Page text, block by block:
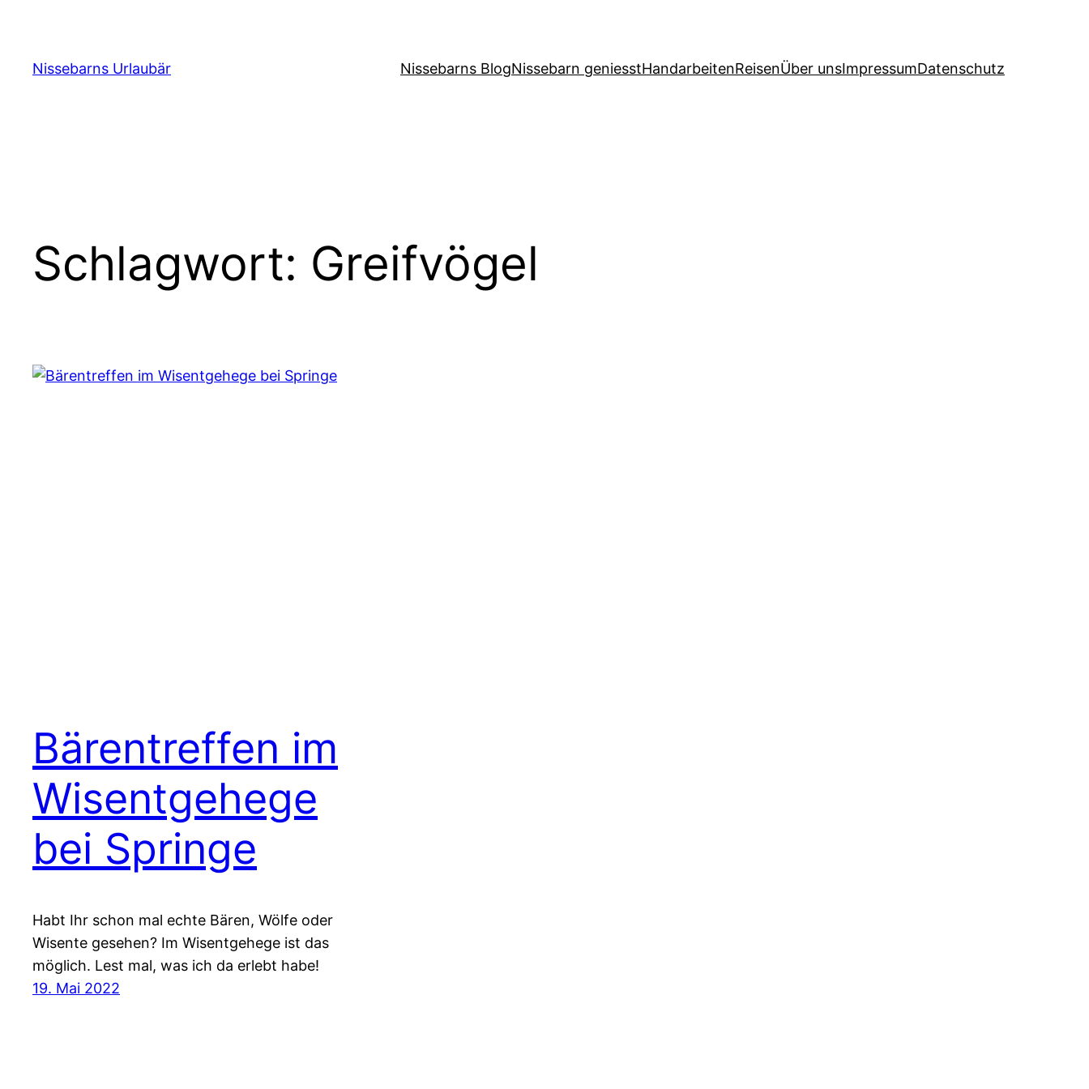
springen
Nissebarns Urlaubär Nissebarns BlogNissebarn geniesstHandarbeitenReisenÜber unsImpressumDatenschutz
Schlagwort: Greifvögel
Bärentreffen im
Wisentgehege
bei Springe
Habt Ihr schon mal echte Bären, Wölfe oder
Wisente gesehen? Im Wisentgehege ist das
möglich. Lest mal, was ich da erlebt habe!
19. Mai 2022